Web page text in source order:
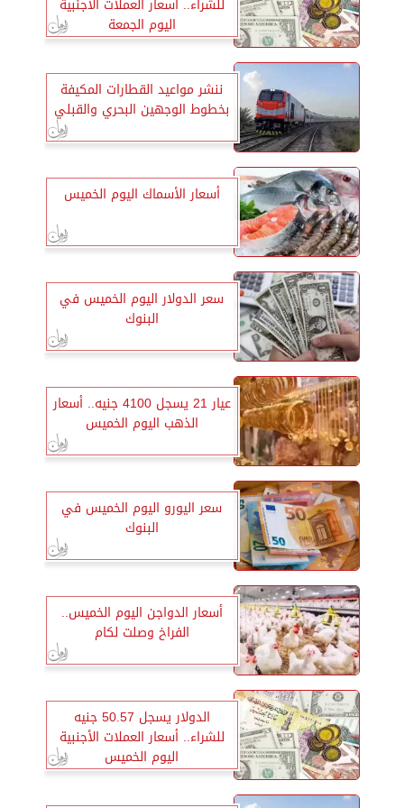
للشراء.. أسعار العملات الأجنبية
اليوم الجمعة
ننشر مواعيد القطارات المكيفة
بخطوط الوجهين البحري والقبلي
أسعار الأسماك اليوم الخميس
سعر الدولار اليوم الخميس في
البنوك
عيار 21 يسجل 4100 جنيه.. أسعار
الذهب اليوم الخميس
سعر اليورو اليوم الخميس في
البنوك
أسعار الدواجن اليوم الخميس..
الفراخ وصلت لكام
الدولار يسجل 50.57 جنيه
للشراء.. أسعار العملات الأجنبية
اليوم الخميس